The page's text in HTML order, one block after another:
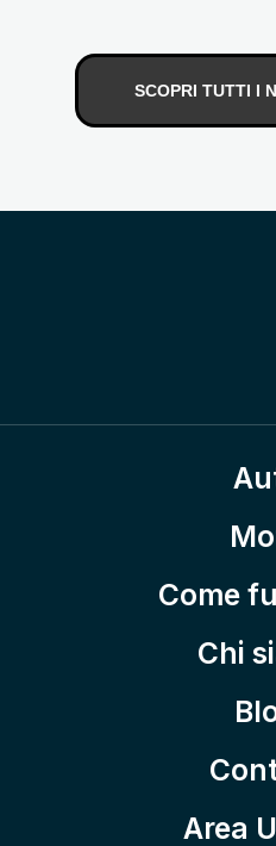
SCOPRI TUTTI I
Come
Chi
Area